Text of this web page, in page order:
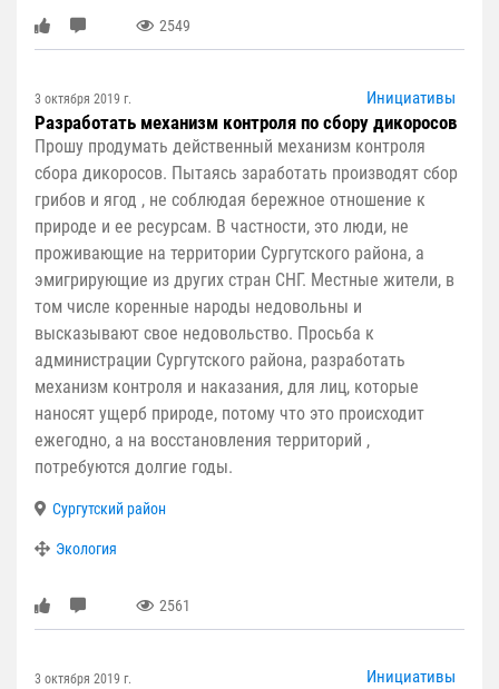
2549
3 октября 2019 г. Инициативы
Разработать механизм контроля по сбору дикоросов
Прошу продумать действенный механизм контроля
сбора дикоросов. Пытаясь заработать производят сбор
грибов и ягод , не соблюдая бережное отношение к
природе и ее ресурсам. В частности, это люди, не
проживающие на территории Сургутского района, а
эмигрирующие из других стран СНГ. Местные жители, в
том числе коренные народы недовольны и
высказывают свое недовольство. Просьба к
администрации Сургутского района, разработать
механизм контроля и наказания, для лиц, которые
наносят ущерб природе, потому что это происходит
ежегодно, а на восстановления территорий ,
потребуются долгие годы.
Сургутский район
Экология
2561
3 октября 2019 г. Инициативы